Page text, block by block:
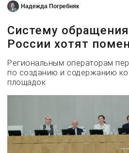
Надежда Погребняк
Систему
России хотят
Региональным операторам
по созданию и содержанию
площадок